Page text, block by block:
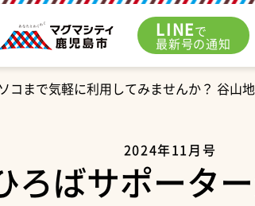
LINEで
最新号の通知
コまで気軽に利用してみませんか？ 谷山
2024年11月号
ろばサポータ